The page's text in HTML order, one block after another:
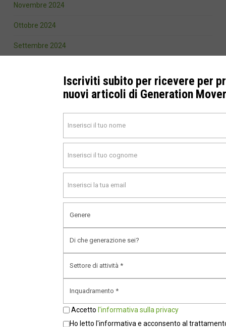
Novembre 2024
Ottobre 2024
Settembre 2024
Novembre 2023
Iscriviti subito per ricevere per
nuovi articoli di Generation
Accetto l'informativa sulla privacy
Ho letto l'informativa e acconsento al